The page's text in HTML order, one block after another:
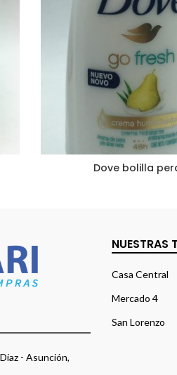
Dove bolilla
- Asunción,
NUESTRAS
Casa Central
Mercado 4
San Lorenzo